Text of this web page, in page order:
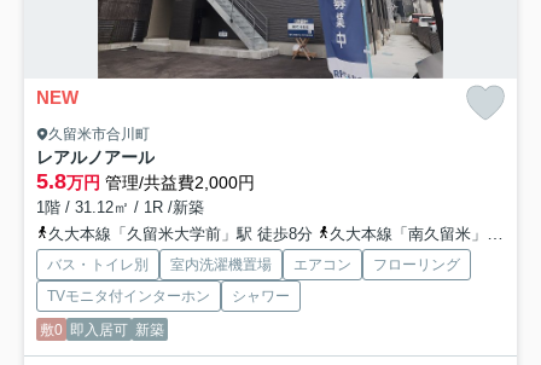
NEW
久留米市合川町
レアルノアール
5.8万円 管理/共益費2,000円
1階 / 31.12㎡ / 1R /新築
久大本線「久留米大学前」駅 徒歩8分
久大本線「南久留米」駅 徒歩24分
バス・トイレ別 室内洗濯機置場 エアコン
フローリング
TVモニタ付インターホン
シャワー
敷0 即入居可 新築